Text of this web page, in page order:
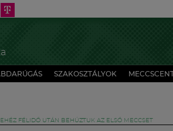
SZAKOSZTÁLYOK
FÉLIDŐ UTÁN BEHÚZTUK AZ ELSŐ MECCSET